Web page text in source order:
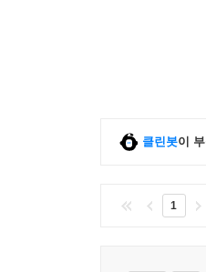
과장하거나 치
중요한 창이 되
클린봇이
1